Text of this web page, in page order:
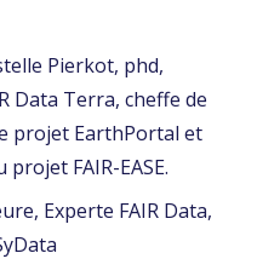
Pierkot, phd,
Data Terra, cheffe de
projet EarthPortal et
FAIR-EASE.
Experte FAIR Data,